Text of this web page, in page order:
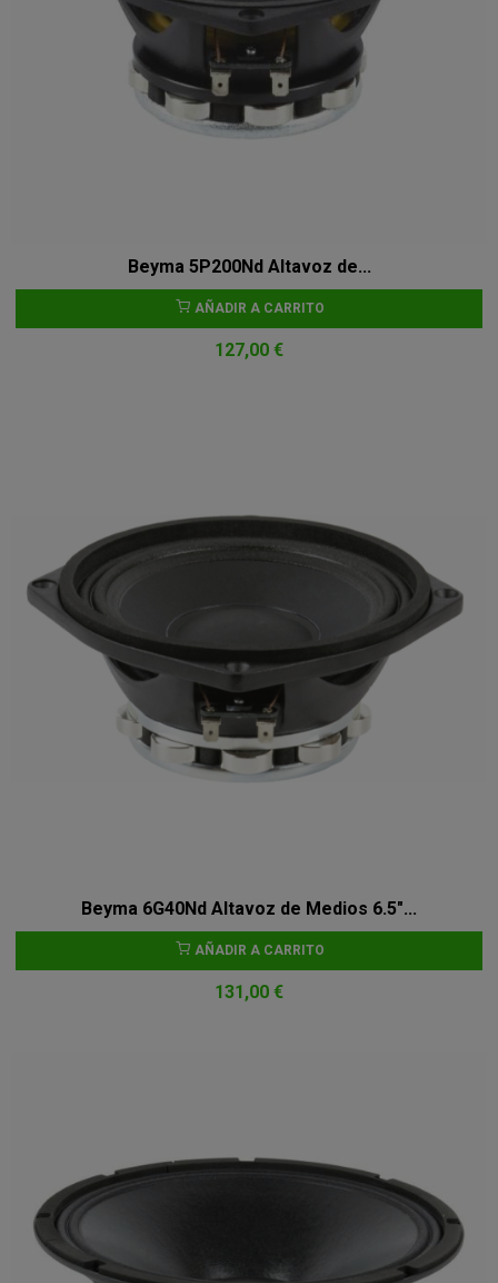
Beyma 5P200Nd Altavoz de...
AÑADIR A CARRITO
127,00 €
Beyma 6G40Nd Altavoz de Medios 6.5"...
AÑADIR A CARRITO
131,00 €